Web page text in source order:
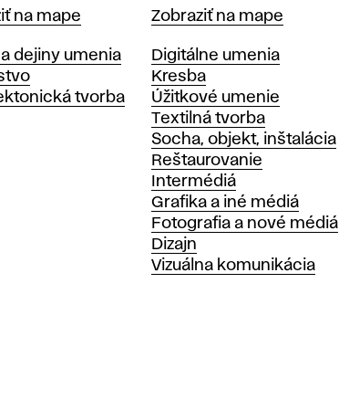
na mape
dejiny umenia
tvorba
Mapa
Zobraziť na mape
Katedry
Digitálne umenia
Kresba
Úžitkové umenie
Textilná tvorba
Socha, objekt, inštalácia
Reštaurovanie
Intermédiá
Grafika a iné médiá
Fotografia a nové médiá
Dizajn
Vizuálna komunikácia